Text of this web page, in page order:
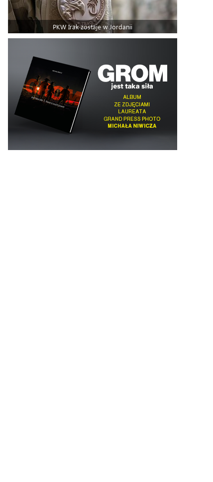
PKW Irak zostaje w Jordanii